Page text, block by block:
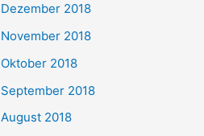
Dezember 2018
November 2018
Oktober 2018
September 2018
August 2018